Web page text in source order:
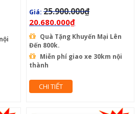
Giá: 25.900.000₫
20.680.000₫
Quà Tặng Khuyến Mại Lên
Đến 800k.
Miễn phí giao xe 30km nội
thành
CHI TIẾT